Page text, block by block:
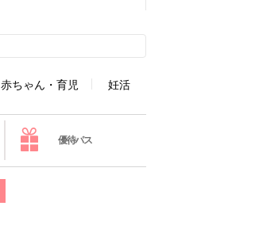
赤ちゃん・育児 妊活
優待パス